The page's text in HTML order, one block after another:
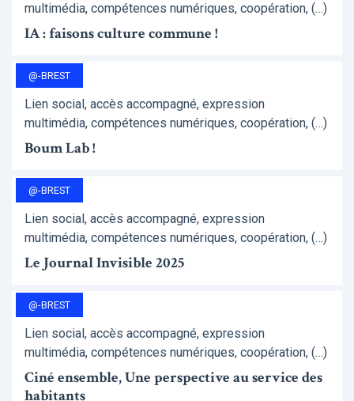
multimédia, compétences numériques, coopération, (…)
IA : faisons culture commune !
@-BREST
Lien social, accès accompagné, expression
multimédia, compétences numériques, coopération, (…)
Boum Lab !
@-BREST
Lien social, accès accompagné, expression
multimédia, compétences numériques, coopération, (…)
Le Journal Invisible 2025
@-BREST
Lien social, accès accompagné, expression
multimédia, compétences numériques, coopération, (…)
Ciné ensemble, Une perspective au service des
habitants